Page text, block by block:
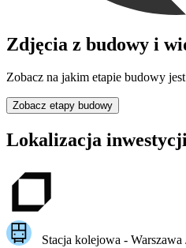
Zdjęcia z budowy i
Zobacz na jakim etapie budowy
Zobacz etapy budowy
Lokalizacja
Stacja kolejowa - Warszawa